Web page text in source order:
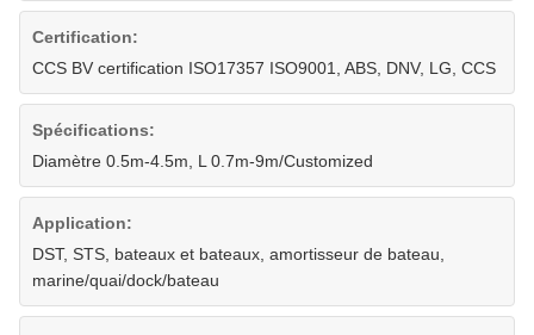
Certification:
CCS BV certification ISO17357 ISO9001, ABS, DNV, LG, CCS
Spécifications:
Diamètre 0.5m-4.5m, L 0.7m-9m/Customized
Application:
DST, STS, bateaux et bateaux, amortisseur de bateau,
marine/quai/dock/bateau